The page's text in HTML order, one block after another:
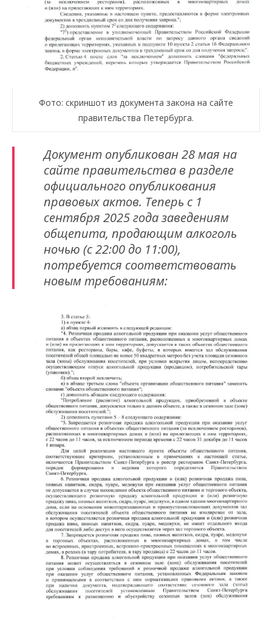
Фото: скриншот из документа закона на сайте
правительства Петербурга.
Документ опубликован 28 мая на
сайте правительства в разделе
официального опубликования
правовых актов. Теперь с 1
сентября 2025 года заведениям
общепита, продающим алкоголь
ночью (с 22:00 до 11:00),
потребуется соответствовать
новым требованиям: